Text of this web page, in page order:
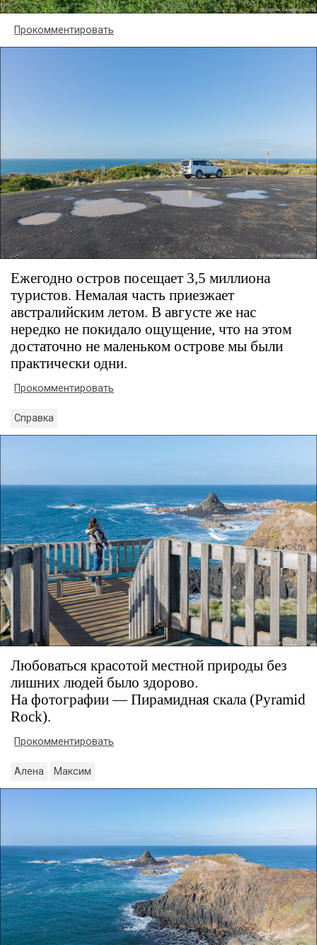
Прокомментировать
Ежегодно остров посещает 3,5 миллиона
туристов. Немалая часть приезжает
австралийским летом. В августе же нас
нередко не покидало ощущение, что на этом
достаточно не маленьком острове мы были
практически одни.
Прокомментировать
Справка
Любоваться красотой местной природы без
лишних людей было здорово.
На фотографии — Пирамидная скала (Pyramid
Rock).
Прокомментировать
Алена Максим